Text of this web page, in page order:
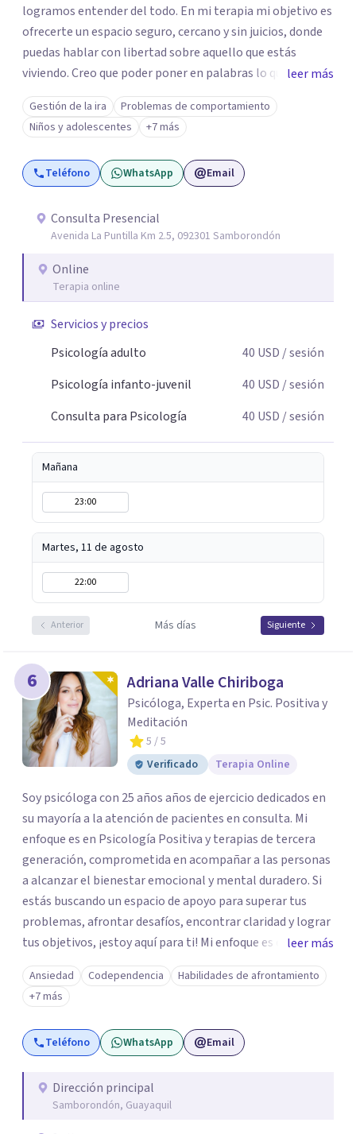
logramos entender del todo. En mi terapia mi objetivo es
ofrecerte un espacio seguro, cercano y sin juicios, donde
puedas hablar con libertad sobre aquello que estás
viviendo. Creo que poder poner en palabras lo que
sentimos puede ser un primer paso para empezar a
comprenderlo y trabajarlo desde un lugar donde cada
persona se pueda sentir cómoda y yendo a su propio
ritmo. Si estás atravesando un momento difícil o
simplemente sientes que necesitas entender mejor lo
respetando tu historia y tu propio ritmo.
leer más
Gestión de la ira
Problemas de comportamiento
Niños y adolescentes
+7 más
Teléfono WhatsApp Email
Consulta Presencial
Avenida La Puntilla Km 2.5, 092301 Samborondón
Online
Terapia online
Servicios y precios
Psicología adulto
40 USD / sesión
Psicología infanto-juvenil
40 USD / sesión
Consulta para Psicología
40 USD / sesión
Mañana
23:00
Martes, 11 de agosto
22:00
Anterior Más días Siguiente
6 Adriana Valle Chiriboga
Psicóloga, Experta en Psic. Positiva y
Meditación
5 / 5
Verificado
Terapia Online
Soy psicóloga con 25 años años de ejercicio dedicados en
su mayoría a la atención de pacientes en consulta. Mi
enfoque es en Psicología Positiva y terapias de tercera
generación, comprometida en acompañar a las personas
a alcanzar el bienestar emocional y mental duradero. Si
estás buscando un espacio de apoyo para superar tus
problemas, afrontar desafíos, encontrar claridad y lograr
tus objetivos, ¡estoy aquí para ti! Mi enfoque es empático
y colaborativo, trabajando juntos para construir un
camino hacia una vida más significativa, plena y
equilibrada.
leer más
Ansiedad Codependencia
Habilidades de afrontamiento
+7 más
Teléfono WhatsApp Email
Dirección principal
Samborondón, Guayaquil